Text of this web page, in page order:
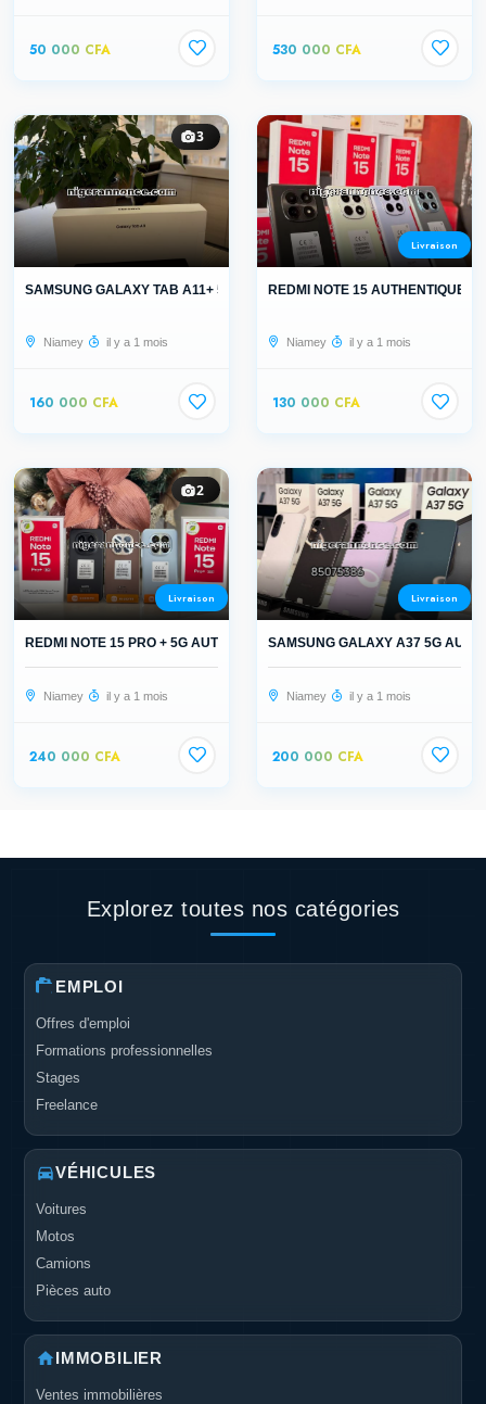
50 000 CFA 530 000 CFA
3
SAMSUNG GALAXY TAB A11+ 5G AUTHENTI...
Niamey il y a 1 mois
160 000 CFA
Livraison
REDMI NOTE 15 AUTHENTIQUE
Niamey il y a 1 mois
130 000 CFA
2
Livraison
REDMI NOTE 15 PRO + 5G AUTHENTIQUE
Niamey il y a 1 mois
240 000 CFA
Livraison
SAMSUNG GALAXY A37 5G
Niamey il y a 1 mois
200 000 CFA
Explorez toutes nos catégories
EMPLOI
Offres d'emploi
Formations professionnelles
Stages
Freelance
VÉHICULES
Voitures
Motos
Camions
Pièces auto
IMMOBILIER
Ventes immobilières